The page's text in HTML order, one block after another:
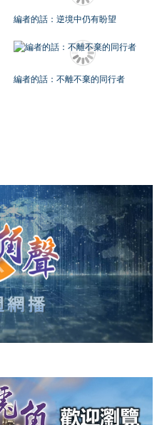
編者的話：逆境中仍有盼望
編者的話：不離不棄的同行者